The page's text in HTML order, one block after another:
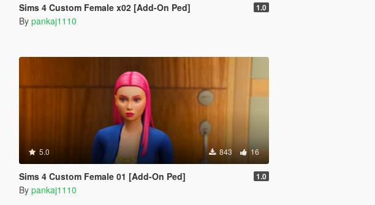
Sims 4 Custom Female x02 [Add-On Ped] 1.0
By pankaj1110
5.0 843 16
Sims 4 Custom Female 01 [Add-On Ped] 1.0
By pankaj1110